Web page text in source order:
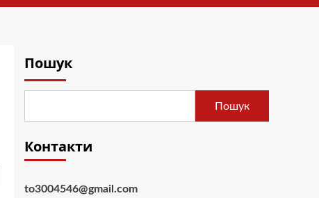
Пошук
Пошук
Контакти
to3004546@gmail.com